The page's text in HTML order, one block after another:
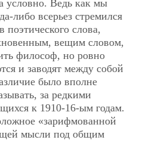
условно. Ведь как мы
либо всерьез стремился
слова,
вещим словом,
философ, но ровно
и заводят между собой
было вполне
за редкими
к 1910-16-ым годам.
«зарифмованной
мысли под общим